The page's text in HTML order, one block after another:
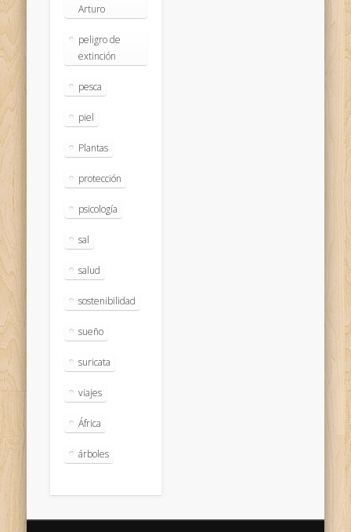
Arturo
peligro de
extinción
pesca
piel
Plantas
protección
psicología
sal
salud
sostenibilidad
sueño
suricata
viajes
África
árboles